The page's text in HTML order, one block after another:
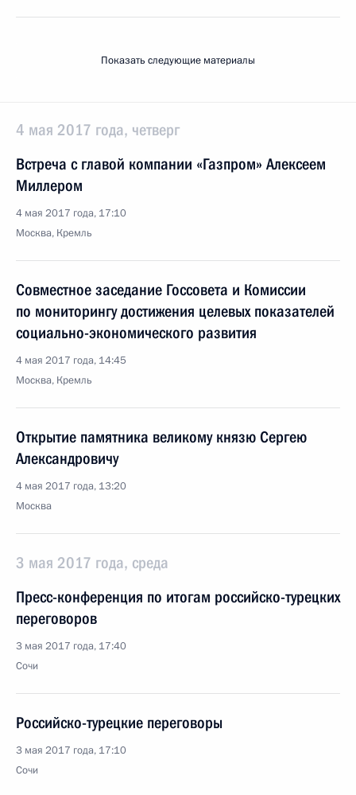
Показать следующие материалы
4 мая 2017 года, четверг
Встреча с главой компании «Газпром» Алексеем
Миллером
4 мая 2017 года, 17:10
Москва, Кремль
Совместное заседание Госсовета и Комиссии
по мониторингу достижения целевых показателей
социально-экономического развития
4 мая 2017 года, 14:45
Москва, Кремль
Открытие памятника великому князю Сергею
Александровичу
4 мая 2017 года, 13:20
Москва
3 мая 2017 года, среда
Пресс-конференция по итогам российско-турецких
переговоров
3 мая 2017 года, 17:40
Сочи
Российско-турецкие переговоры
3 мая 2017 года, 17:10
Сочи